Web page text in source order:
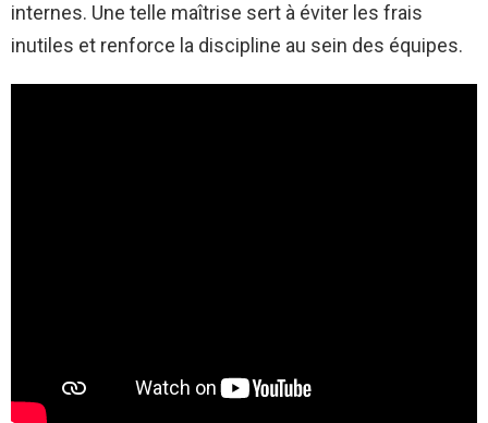
internes. Une telle maîtrise sert à éviter les frais
inutiles et renforce la discipline au sein des équipes.